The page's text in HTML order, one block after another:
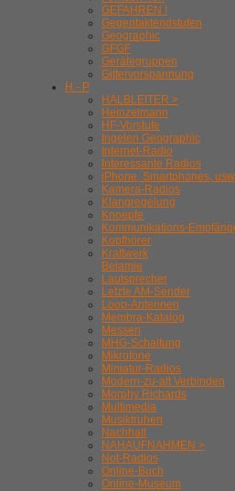
GEFAHREN !
Gegentaktendstufen
Geographic
GFGF
Gerätegruppen
Gittervorspannung
H - P
HALBLEITER >
Heinzelmann
HF-Vorstufe
Ingelen Geographic
Internet-Radio
Interessante Radios
iPhone, Smartphones,
Kamera-Radios
Klangregelung
Knoepfe
Kommunikations-
Kopfhörer
Kraftwerk
Belamie
Lautsprecher
Letzte AM-Sender
Loop-Antennen
Membra-Katalog
Messen
MHG-Schaltung
Mikrofone
Miniatur-Radios
Modern-zu-alt Verbinden
Morphy Richards
Multimedia
Musiktruhen
Nachhall
NAHAUFNAHMEN >
Not-Radios
Online-Buch
Online-Museum